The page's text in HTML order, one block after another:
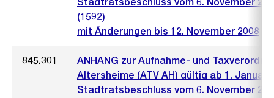
(1592)
mit Änderungen bis 12. November 2008
845.301
ANHANG zur Aufnahme- und
Altersheime (ATV AH) gültig ab 1. Januar
Stadtratsbeschluss vom 6. November